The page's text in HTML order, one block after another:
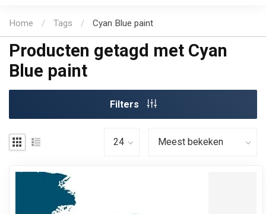
Home / Tags / Cyan Blue paint
Producten getagd met Cyan
Blue paint
Filters